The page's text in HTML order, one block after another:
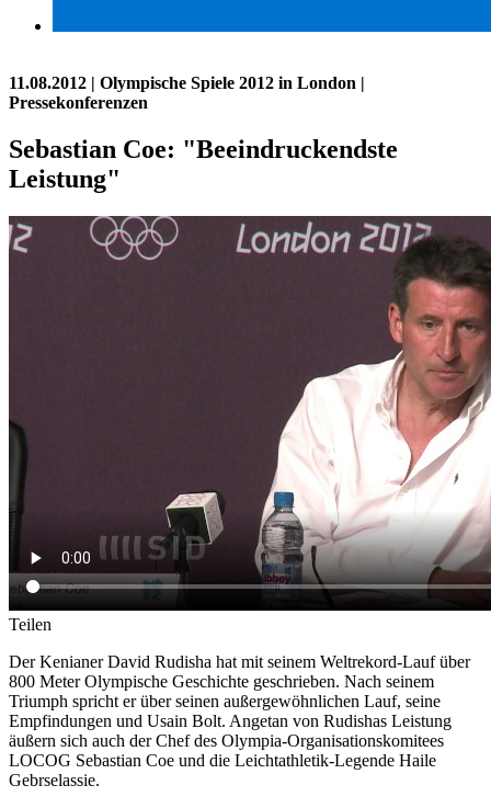
11.08.2012 | Olympische Spiele 2012 in London |
Pressekonferenzen
Sebastian Coe: "Beeindruckendste
Leistung"
Teilen
Der Kenianer David Rudisha hat mit seinem Weltrekord-Lauf über
800 Meter Olympische Geschichte geschrieben. Nach seinem
Triumph spricht er über seinen außergewöhnlichen Lauf, seine
Empfindungen und Usain Bolt. Angetan von Rudishas Leistung
äußern sich auch der Chef des Olympia-Organisationskomitees
LOCOG Sebastian Coe und die Leichtathletik-Legende Haile
Gebrselassie.